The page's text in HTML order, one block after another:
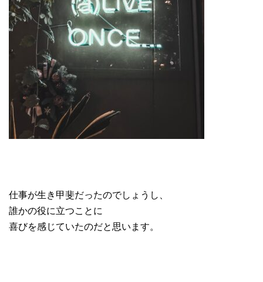
仕事が生き甲斐だったのでしょうし、
誰かの役に立つことに
喜びを感じていたのだと思います。